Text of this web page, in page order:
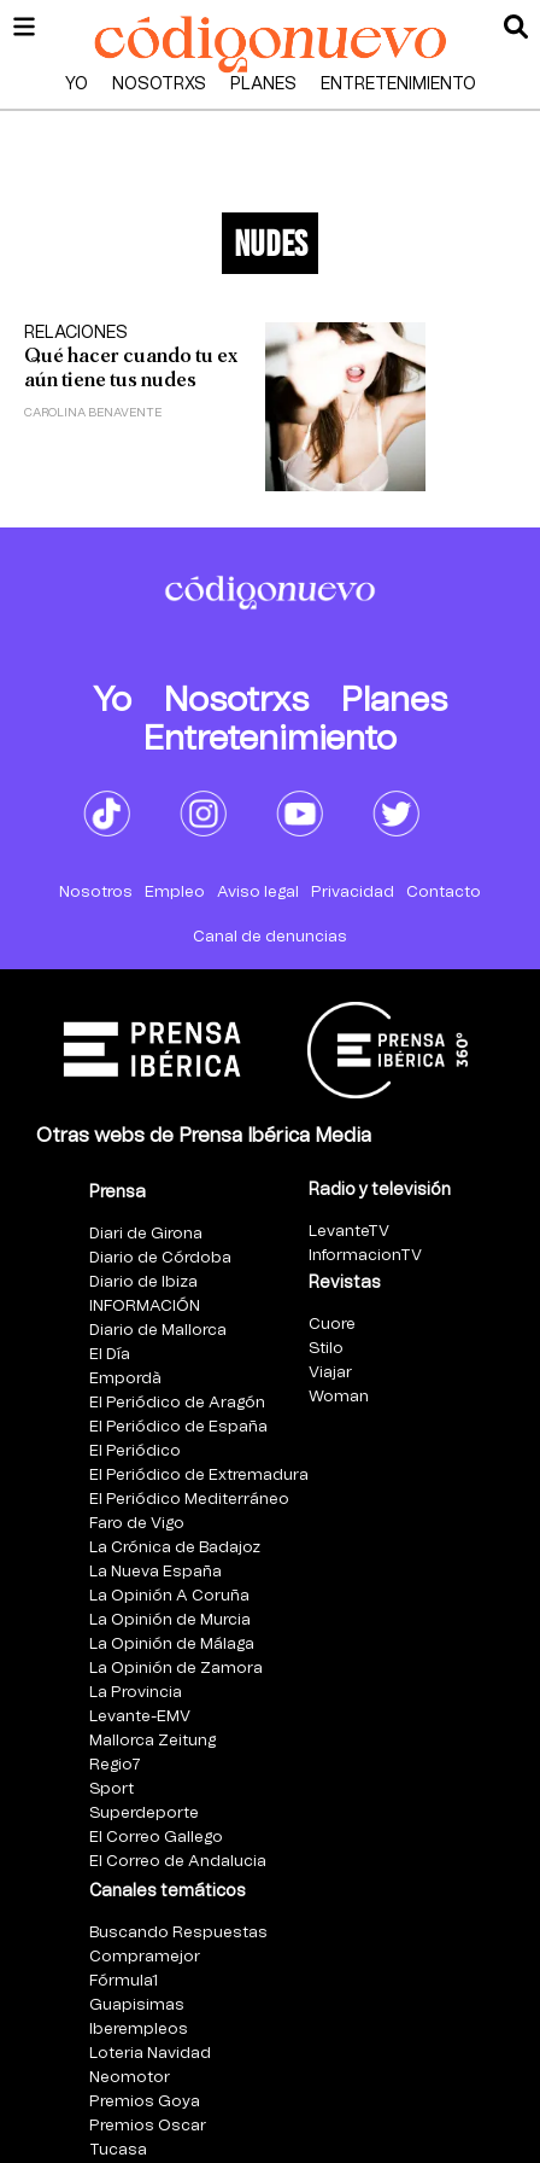
YO NOSOTRXS PLANES ENTRETENIMIENTO
nudes
RELACIONES
Qué hacer cuando tu ex
aún tiene tus nudes
CAROLINA BENAVENTE
Yo Nosotrxs
Planes
Entretenimiento
Nosotros Empleo Aviso legal Privacidad Contacto
Canal de denuncias
Otras webs de Prensa Ibérica Media
Prensa
Diari de Girona
Diario de Córdoba
Diario de Ibiza
INFORMACIÓN
Diario de Mallorca
El Día
Empordà
El Periódico de Aragón
El Periódico de España
El Periódico
El Periódico de Extremadura
El Periódico Mediterráneo
Faro de Vigo
La Crónica de Badajoz
La Nueva España
La Opinión A Coruña
La Opinión de Murcia
La Opinión de Málaga
La Opinión de Zamora
La Provincia
Levante-EMV
Mallorca Zeitung
Regio7
Sport
Superdeporte
El Correo Gallego
El Correo de Andalucia
Canales temáticos
Buscando Respuestas
Compramejor
Fórmula1
Guapisimas
Iberempleos
Loteria Navidad
Neomotor
Premios Goya
Premios Oscar
Tucasa
Radio y televisión
LevanteTV
InformacionTV
Revistas
Cuore
Stilo
Viajar
Woman